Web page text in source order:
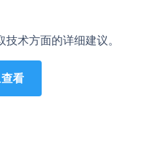
技术方面的详细建议。
看